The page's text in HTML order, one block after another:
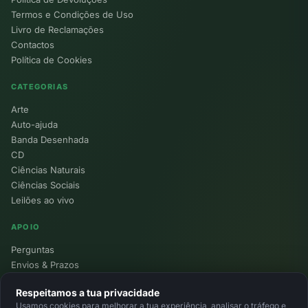
Termos e Condições de Uso
Livro de Reclamações
Contactos
Política de Cookies
CATEGORIAS
Arte
Auto-ajuda
Banda Desenhada
CD
Ciências Naturais
Ciências Sociais
Leilões ao vivo
APOIO
Perguntas
Envios & Prazos
Devoluções
Respeitamos a tua privacidade
Usamos cookies para melhorar a tua experiência, analisar o tráfego e